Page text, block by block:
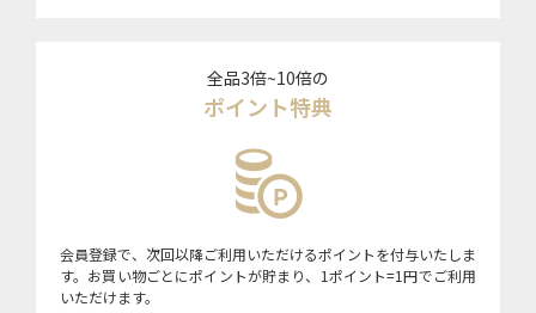
全品3倍~10倍の
ポイント特典
会員登録で、次回以降ご利用いただけるポイントを付与いたしま
す。お買い物ごとにポイントが貯まり、1ポイント=1円でご利用
いただけます。